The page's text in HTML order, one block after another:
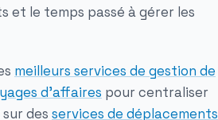
et le temps passé à gérer les
meilleurs services de gestion de
d’affaires pour centraliser
des services de déplacements